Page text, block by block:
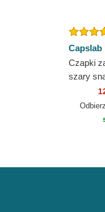
Capslab
Czapki
szary
Królik
Tunes